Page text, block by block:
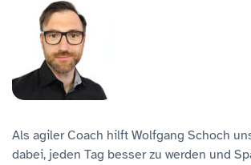
REFERENZEN
WISSEN & EVENTS
KARRIERE
Als agiler Coach hilft Wolfgang Schoch
dabei, jeden Tag besser zu werden und